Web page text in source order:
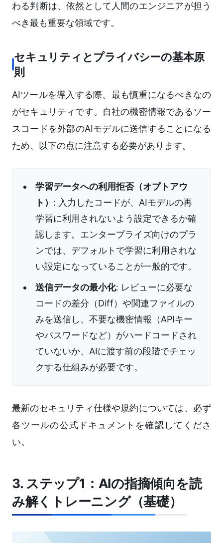
わる判断は、依然として人間のエンジニアが担う
べき最も重要な領域です。
セキュリティとプライバシーの基本原
則
AIツールを導入する際、最も慎重になるべきなの
がセキュリティです。自社の機密情報であるソー
スコードを外部のAIモデルに送信することになる
ため、以下の点に注意する必要があります。
学習データへの利用拒否（オプトアウ
ト） : 入力したコードが、AIモデルの再
学習に利用されないよう設定できるか確
認します。エンタープライズ向けのプラ
ンでは、デフォルトで学習に利用されな
い設定になっていることが一般的です。
送信データの最小化: レビューに必要な
コードの差分（Diff）や関連ファイルの
みを送信し、不要な機密情報（APIキー
やパスワードなど）がハードコードされ
ていないか、AIに渡す前の段階でチェッ
クする仕組みが必要です。
最新のセキュリティ仕様や規約については、必ず
各ツールの公式ドキュメントを確認してくださ
い。
3. ステップ1：AIの指摘傾向を読
み解くトレーニング（基礎）